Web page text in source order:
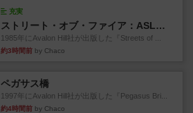
充実
ストリート・オブ・ファイア：ASLデラックスモジュール1
1985年にAvalon Hill社が出版した『Streets of ...
約3時間前 by Chaco
ペガサス橋
1997年にAvalon Hill社が出版した『Pegasus Bri...
約4時間前 by Chaco